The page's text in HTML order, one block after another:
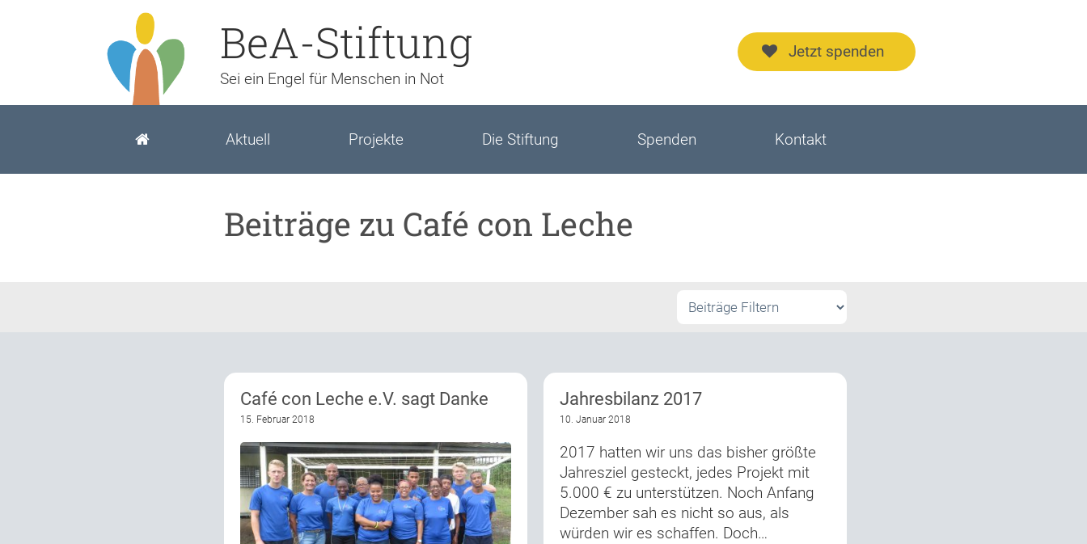
BeA-Stiftung
Sei ein Engel für Menschen in Not
Jetzt spenden
Aktuell Projekte Die Stiftung Spenden Kontakt
Beiträge zu Café con Leche
Café con Leche e.V. sagt Danke
15. Februar 2018
Jahresbilanz 2017
10. Januar 2018
2017 hatten wir uns das bisher größte
Jahresziel gesteckt, jedes Projekt mit
5.000 € zu unterstützen. Noch Anfang
Dezember sah es nicht so aus, als
würden wir es schaffen. Doch…